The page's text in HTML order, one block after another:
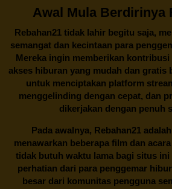
Awal Mula Berdirinya
Rebahan21 tidak lahir begitu saja,
semangat dan kecintaan para
Mereka ingin memberikan kontribusi
akses hiburan yang mudah dan gratis
untuk menciptakan platform
menggelinding dengan cepat, dan
dikerjakan dengan penuh
Pada awalnya, Rebahan21
menawarkan beberapa film dan
tidak butuh waktu lama bagi situs ini
perhatian dari para penggemar
besar dari komunitas pengguna